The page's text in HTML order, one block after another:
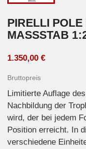
PIRELLI POLE
MASSSTAB
1.350,00 €
Bruttopreis
Limitierte Auflage
Nachbildung der
wird, der bei jedem
Position erreicht. In
verschiedene